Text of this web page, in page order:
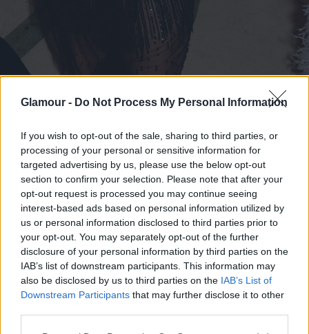
Glamour - Do Not Process My Personal Information
If you wish to opt-out of the sale, sharing to third parties, or
processing of your personal or sensitive information for
targeted advertising by us, please use the below opt-out
section to confirm your selection. Please note that after your
opt-out request is processed you may continue seeing
interest-based ads based on personal information utilized by
us or personal information disclosed to third parties prior to
your opt-out. You may separately opt-out of the further
disclosure of your personal information by third parties on the
IAB’s list of downstream participants. This information may
also be disclosed by us to third parties on the IAB’s List of
Downstream Participants that may further disclose it to other
Fotó:Rexfeatures
Ezt olvastad már?Ashley Graham zuhanyzás
közben simogatja testét az Instagramon!